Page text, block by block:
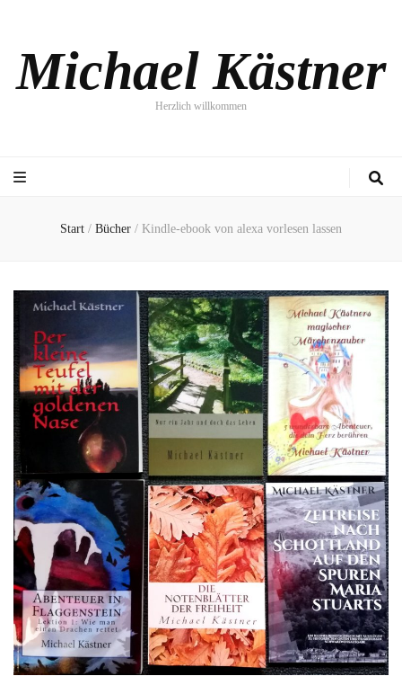
Michael Kästner
Herzlich willkommen
Start / Bücher / Kindle-ebook von alexa vorlesen lassen